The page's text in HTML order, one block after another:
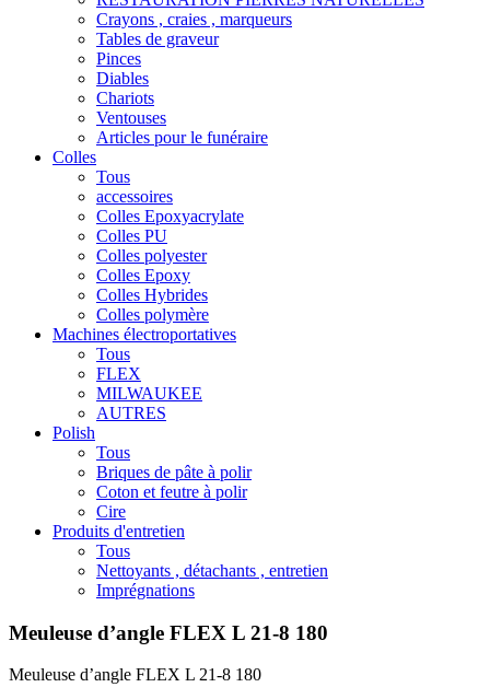
Crayons , craies , marqueurs
Tables de graveur
Pinces
Diables
Chariots
Ventouses
Articles pour le funéraire
Colles
Tous
accessoires
Colles Epoxyacrylate
Colles PU
Colles polyester
Colles Epoxy
Colles Hybrides
Colles polymère
Machines électroportatives
Tous
FLEX
MILWAUKEE
AUTRES
Polish
Tous
Briques de pâte à polir
Coton et feutre à polir
Cire
Produits d'entretien
Tous
Nettoyants , détachants , entretien
Imprégnations
Meuleuse d’angle FLEX L 21-8 180
Meuleuse d’angle FLEX L 21-8 180